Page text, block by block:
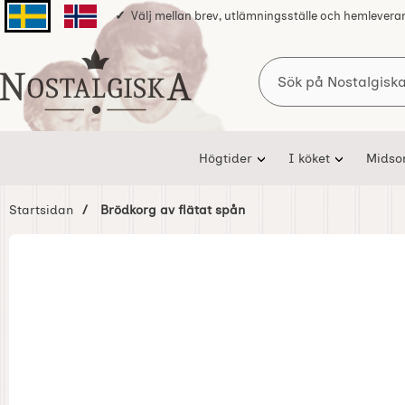
Svenska sidanNorska sidan
Välj mellan brev, utlämningsställe och
Startsidan för Nostalgiska
Sök
Högtider I köket
Startsidan Brödkorg av flätat spån